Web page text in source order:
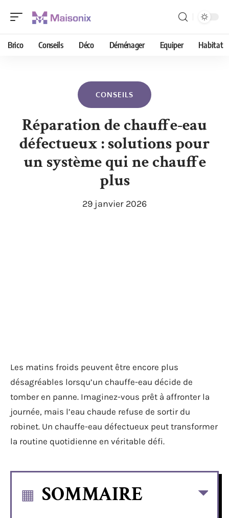
Brico Conseils Déco Déménager Equiper Habitat
CONSEILS
Réparation de chauffe-eau
défectueux : solutions pour
un système qui ne chauffe
plus
29 janvier 2026
Les matins froids peuvent être encore plus
désagréables lorsqu’un chauffe-eau décide de
tomber en panne. Imaginez-vous prêt à affronter la
journée, mais l’eau chaude refuse de sortir du
robinet. Un chauffe-eau défectueux peut transformer
la routine quotidienne en véritable défi.
SOMMAIRE